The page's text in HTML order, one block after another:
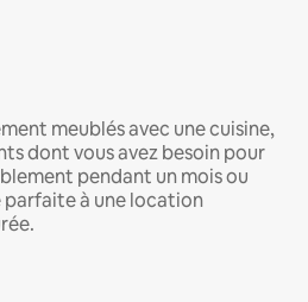
meublés avec une cuisine,
dont vous avez besoin pour
pendant un mois ou
à une location